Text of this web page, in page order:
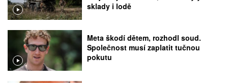
sklady i lodě
Meta škodí dětem, rozhodl soud.
Společnost musí zaplatit tučnou
pokutu